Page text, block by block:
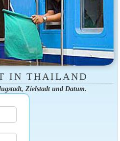
IN THAILAND
Zielstadt und Datum.